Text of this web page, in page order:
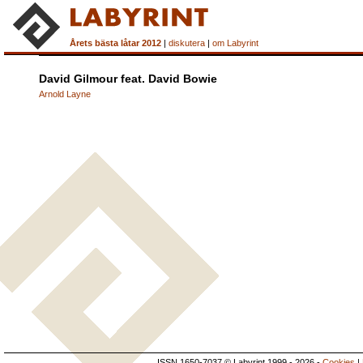
Årets bästa låtar 2012 | diskutera | om Labyrint
David Gilmour feat. David Bowie
Arnold Layne